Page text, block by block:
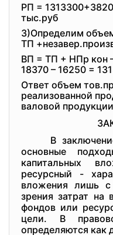
РП =
тыс.руб
3)Определим
ТП
ВП = ТП + НПр кон
18370 – 16250 =
Ответ объем
реализованной
валовой
В заключение
основные
капитальных
ресурсный -
вложения лишь
зрения затрат на
фондов или
цели. В
определяются как